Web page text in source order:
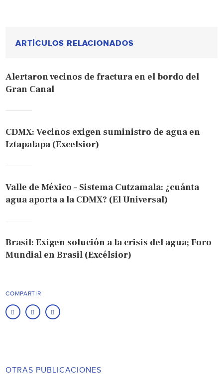
ARTÍCULOS RELACIONADOS
Alertaron vecinos de fractura en el bordo del
Gran Canal
CDMX: Vecinos exigen suministro de agua en
Iztapalapa (Excelsior)
Valle de México – Sistema Cutzamala: ¿cuánta
agua aporta a la CDMX? (El Universal)
Brasil: Exigen solución a la crisis del agua; Foro
Mundial en Brasil (Excélsior)
COMPARTIR
OTRAS PUBLICACIONES